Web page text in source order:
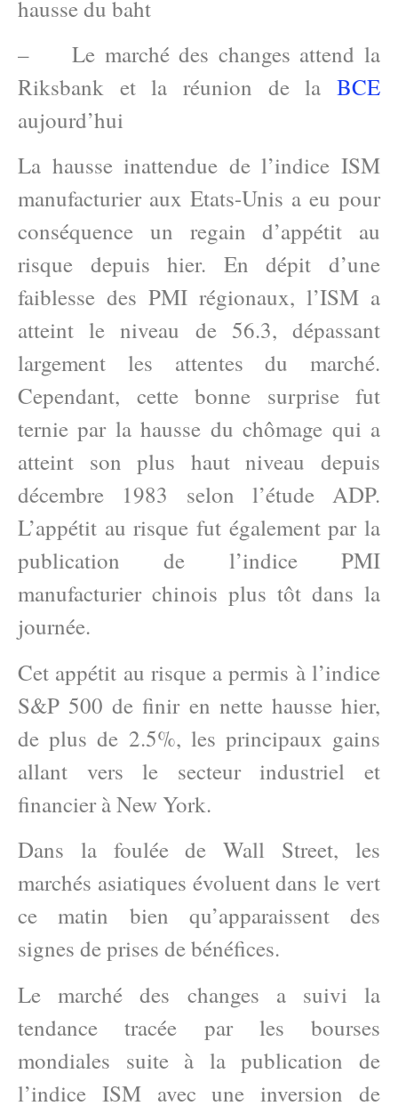
hausse du baht
– Le marché des changes attend la
Riksbank et la réunion de la BCE
aujourd’hui
La hausse inattendue de l’indice ISM
manufacturier aux Etats-Unis a eu pour
conséquence un regain d’appétit au
risque depuis hier. En dépit d’une
faiblesse des PMI régionaux, l’ISM a
atteint le niveau de 56.3, dépassant
largement les attentes du marché.
Cependant, cette bonne surprise fut
ternie par la hausse du chômage qui a
atteint son plus haut niveau depuis
décembre 1983 selon l’étude ADP.
L’appétit au risque fut également par la
publication de l’indice PMI
manufacturier chinois plus tôt dans la
journée.
Cet appétit au risque a permis à l’indice
S&P 500 de finir en nette hausse hier,
de plus de 2.5%, les principaux gains
allant vers le secteur industriel et
financier à New York.
Dans la foulée de Wall Street, les
marchés asiatiques évoluent dans le vert
ce matin bien qu’apparaissent des
signes de prises de bénéfices.
Le marché des changes a suivi la
tendance tracée par les bourses
mondiales suite à la publication de
l’indice ISM avec une inversion de